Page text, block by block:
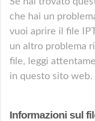
che hai un
vuoi aprire il file
un altro problema
file, leggi
in questo sito web.
Informazioni sul